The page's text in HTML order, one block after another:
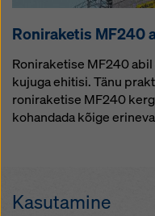
Roniraketis MF240
Roniraketise MF240
kujuga ehitisi. Tänu
roniraketise MF240
kohandada kõige
Kasutamine